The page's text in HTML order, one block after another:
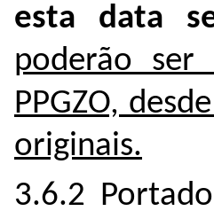
esta data
poderão ser
PPGZO,
originais.
3.6.2